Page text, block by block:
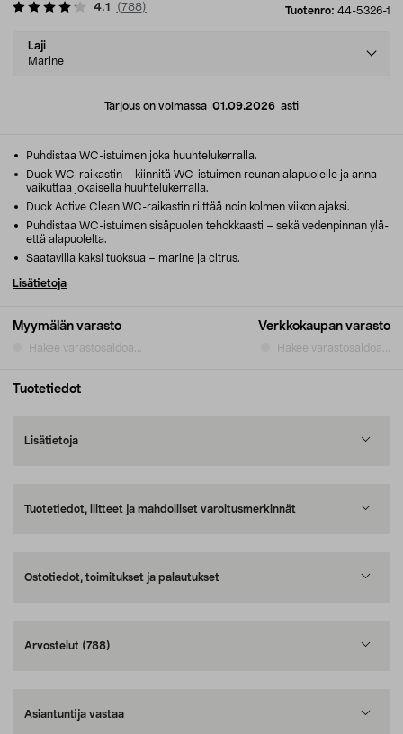
Tuotenro: 44-5326-1
4.1 (788)
Select
variant
Laji
Marine
Tarjous on voimassa 01.09.2026 asti
Myymälän varasto
Hakee varastosaldoa...
Verkkokaupan varasto
Hakee varastosaldoa...
Puhdistaa WC-istuimen joka huuhtelukerralla.
Duck WC-raikastin – kiinnitä WC-istuimen reunan alapuolelle ja anna
vaikuttaa jokaisella huuhtelukerralla.
Duck Active Clean WC-raikastin riittää noin kolmen viikon ajaksi.
Puhdistaa WC-istuimen sisäpuolen tehokkaasti – sekä vedenpinnan ylä-
että alapuolelta.
Saatavilla kaksi tuoksua – marine ja citrus.
Lisätietoja
Tuotetiedot
Lisätietoja
Tuotetiedot, liitteet ja mahdolliset varoitusmerkinnät
Ostotiedot, toimitukset ja palautukset
Arvostelut (788)
Asiantuntija vastaa